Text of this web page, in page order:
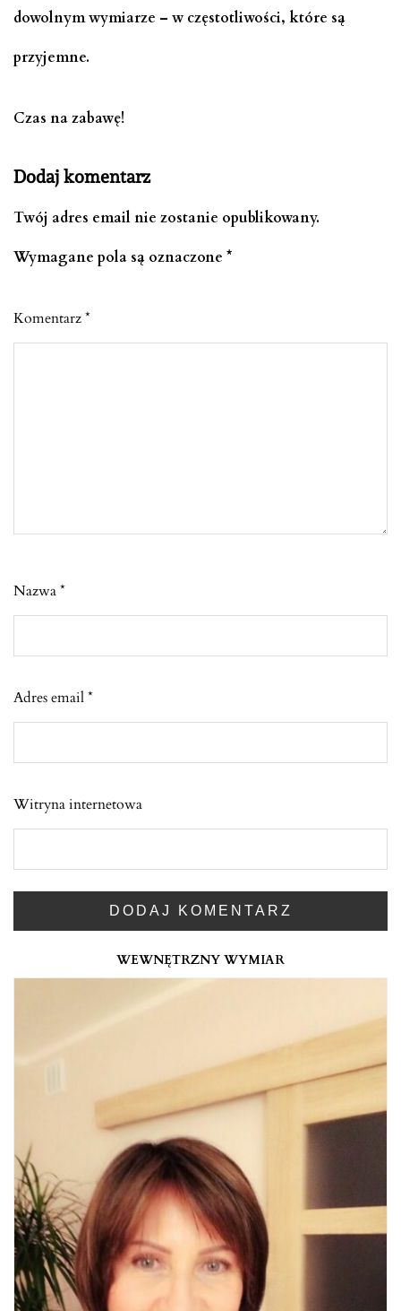
dowolnym wymiarze – w częstotliwości, które są
przyjemne.
Czas na zabawę!
Dodaj komentarz
Twój adres email nie zostanie opublikowany.
Wymagane pola są oznaczone *
Komentarz*
Nazwa*
Adres email*
Witryna internetowa
WEWNĘTRZNY WYMIAR